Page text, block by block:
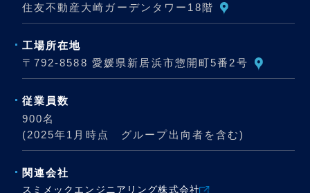
住友不動産大崎ガーデンタワー18階
工場所在地
〒792-8588 愛媛県新居浜市惣開町5番2号
従業員数
900名
(2025年1月時点 グループ出向者を含む)
関連会社
スミメックエンジニアリング株式会社